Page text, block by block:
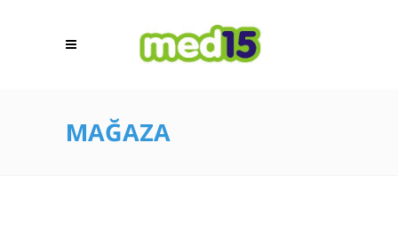
MAĞAZA